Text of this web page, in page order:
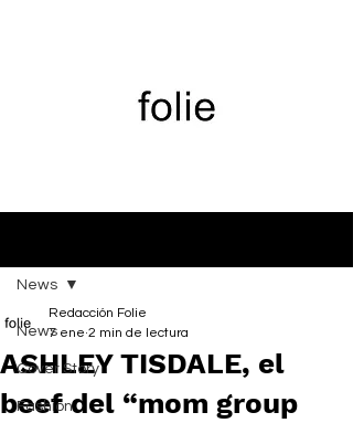
News
Cover Story
Fashion
News
ASHLEY TISDALE, el
beef del “mom group
Redacción Folie
7 ene 2 min de lectura